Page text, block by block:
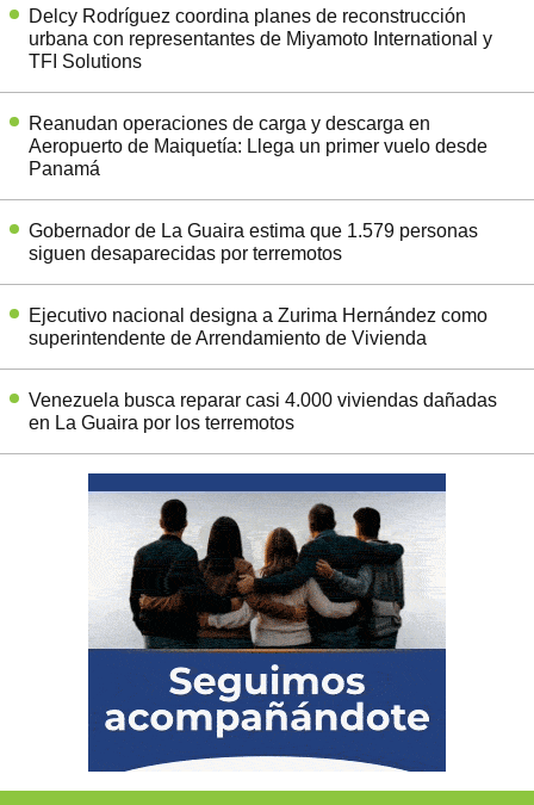
Delcy Rodríguez coordina planes de reconstrucción
urbana con representantes de Miyamoto International y
TFI Solutions
Reanudan operaciones de carga y descarga en
Aeropuerto de Maiquetía: Llega un primer vuelo desde
Panamá
Gobernador de La Guaira estima que 1.579 personas
siguen desaparecidas por terremotos
Ejecutivo nacional designa a Zurima Hernández como
superintendente de Arrendamiento de Vivienda
Venezuela busca reparar casi 4.000 viviendas dañadas
en La Guaira por los terremotos